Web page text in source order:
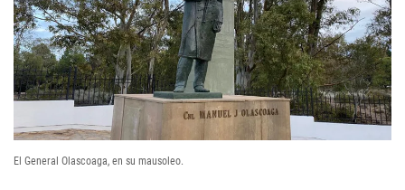
El General Olascoaga, en su mausoleo.